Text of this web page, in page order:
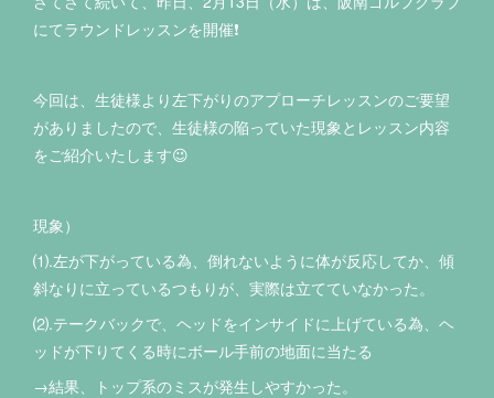
にてラウンドレッスンを開催❗️
今回は、生徒様より左下がりのアプローチレッスンのご要望
がありましたので、生徒様の陥っていた現象とレッスン内容
をご紹介いたします😉
現象）
⑴.左が下がっている為、倒れないように体が反応してか、傾
斜なりに立っているつもりが、実際は立てていなかった。
⑵.テークバックで、ヘッドをインサイドに上げている為、ヘ
ッドが下りてくる時にボール手前の地面に当たる
→結果、トップ系のミスが発生しやすかった。